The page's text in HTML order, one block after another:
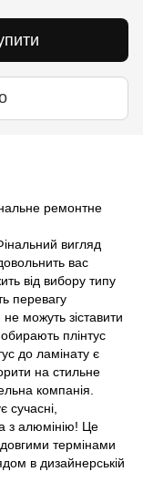
ремонтне
вигляд
вас
від вибору типу
перевагу
можуть зіставити
плінтус
до ламінату є
на стильне
компанія.
з алюмінію! Це
термінами
в дизайнерській